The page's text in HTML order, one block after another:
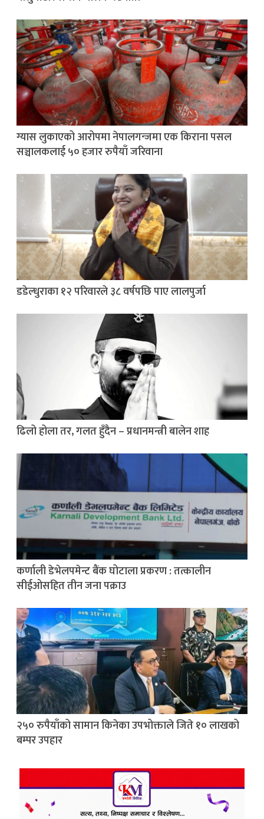
ग्यास लुकाएको आरोपमा नेपालगन्जमा एक किराना पसल
सञ्चालकलाई ५० हजार रुपैयाँ जरिवाना
डडेल्धुराका १२ परिवारले ३८ वर्षपछि पाए लालपुर्जा
ढिलो होला तर, गलत हुँदैन – प्रधानमन्त्री बालेन शाह
कर्णाली डेभेलपमेन्ट बैंक घोटाला प्रकरण : तत्कालीन
सीईओसहित तीन जना पक्राउ
२५० रुपैयाँको सामान किनेका उपभोक्ताले जिते १० लाखको
बम्पर उपहार